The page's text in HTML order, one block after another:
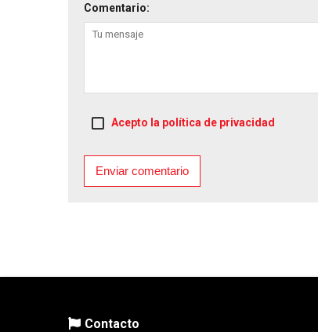
Comentario:
Acepto la política de privacidad
Enviar comentario
Contacto